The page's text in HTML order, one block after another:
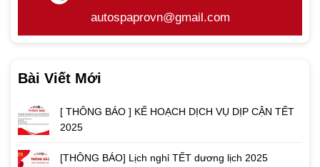
autospaprovn@gmail.com
Bài Viết Mới
[ THÔNG BÁO ] KẾ HOẠCH DỊCH VỤ DỊP CẬN TẾT
2025
[THÔNG BÁO] Lịch nghỉ TẾT dương lịch 2025